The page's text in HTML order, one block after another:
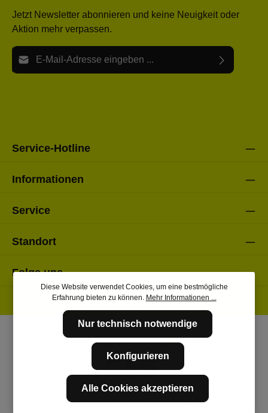
Jetzt Newsletter abonnieren und keine Neuigkeit oder
Aktion mehr verpassen.
E-Mail-Adresse*
Service-Hotline
Informationen
Service
Standort
Folge uns
* Alle Preise inkl. gesetzl. Mehrwertsteuer zzgl.Versandkosten
Diese Website verwendet Cookies, um eine bestmögliche
Erfahrung bieten zu können. Mehr Informationen ...
Nur technisch notwendige
Konfigurieren
Alle Cookies akzeptieren